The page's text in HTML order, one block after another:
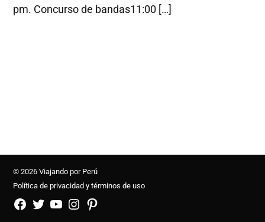
pm. Concurso de bandas11:00 […]
© 2026 Viajando por Perú
Política de privacidad y términos de uso
FB
TW YouTubeInstagramPinterest